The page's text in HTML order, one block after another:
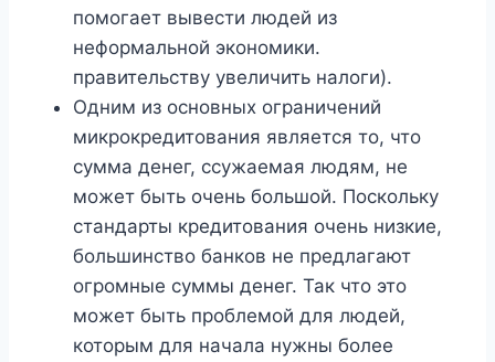
помогает вывести людей из
неформальной экономики.
правительству увеличить налоги).
Одним из основных ограничений
микрокредитования является то, что
сумма денег, ссужаемая людям, не
может быть очень большой. Поскольку
стандарты кредитования очень низкие,
большинство банков не предлагают
огромные суммы денег. Так что это
может быть проблемой для людей,
которым для начала нужны более